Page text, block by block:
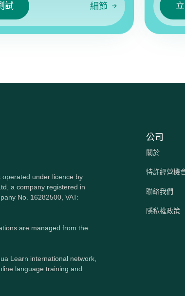
試 細節
operated under licence by
a company registered in
No. 16282500, VAT:
are managed from the
Learn international network,
language training and
公司
關於
特許經營機
聯絡我們
隱私權政策